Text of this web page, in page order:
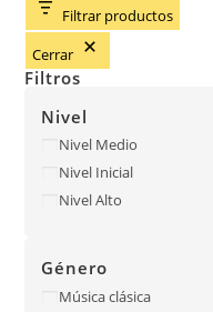
Filtrar productos
Cerrar
Filtros
Nivel
Nivel Medio
Nivel Inicial
Nivel Alto
Género
Música clásica